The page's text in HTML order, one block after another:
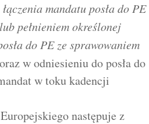
łączenia mandatu posła do PE
pełnieniem określonej
do PE ze sprawowaniem
w odniesieniu do posła do
w toku kadencji
następuje z